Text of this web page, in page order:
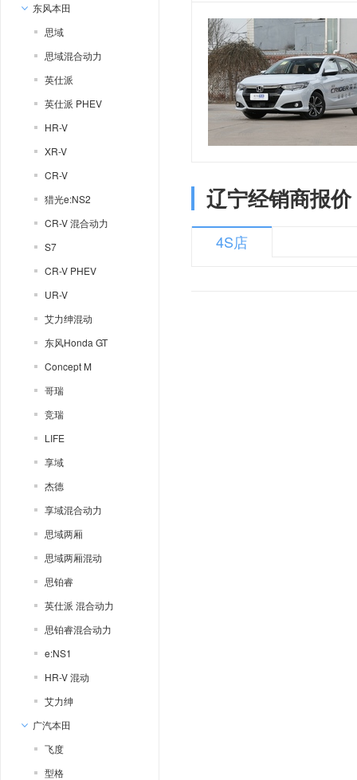
东风本田
思域
思域混合动力
英仕派
英仕派 PHEV
HR-V
XR-V
CR-V
猎光e:NS2
CR-V 混合动力
S7
CR-V PHEV
UR-V
艾力绅混动
东风Honda GT
Concept M
哥瑞
竞瑞
LIFE
享域
杰德
享域混合动力
思域两厢
思域两厢混动
思铂睿
英仕派 混合动力
思铂睿混合动力
e:NS1
HR-V 混动
艾力绅
广汽本田
飞度
型格
辽宁经销商报价
4S店